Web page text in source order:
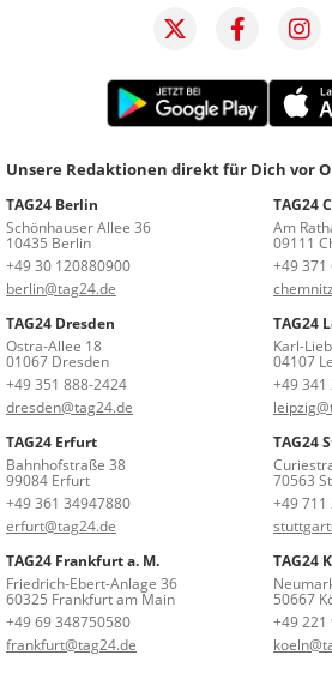
Unsere Redaktionen direkt für Dich vor
TAG24 Berlin
Schönhauser Allee 36
10435 Berlin
+49 30 120880900
berlin@tag24.de
TAG24
Am
09111
+49 371
TAG24 Dresden
Ostra-Allee 18
01067 Dresden
+49 351 888-2424
dresden@tag24.de
TAG24
Karl-
04107
+49 341
TAG24 Erfurt
Bahnhofstraße 38
99084 Erfurt
+49 361 34947880
erfurt@tag24.de
TAG24
70563
+49 711
TAG24 Frankfurt a. M.
Friedrich-Ebert-Anlage 36
60325 Frankfurt am Main
+49 69 348750580
frankfurt@tag24.de
TAG24
50667
+49 221